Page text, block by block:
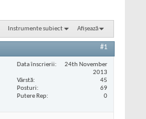
Instrumente subiect Afișează
#1
Data înscrierii
24th November
2013
Vârstă
45
Posturi
69
Putere Rep
0